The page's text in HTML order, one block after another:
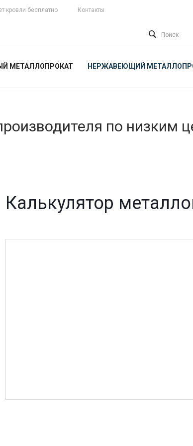
кровли бесплатно Контакты
Поиск
МЕТАЛЛОПРОКАТ НЕРЖАВЕЮЩИЙ
по низким
Калькулятор